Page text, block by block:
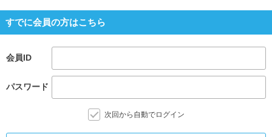
すでに会員の方はこちら
会員ID
パスワード
次回から自動でログイン